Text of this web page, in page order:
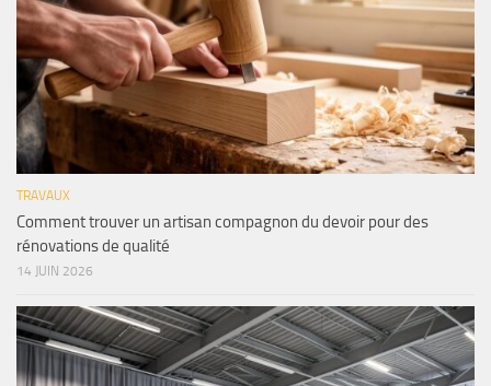
TRAVAUX
Comment trouver un artisan compagnon du devoir pour des
rénovations de qualité
14 JUIN 2026